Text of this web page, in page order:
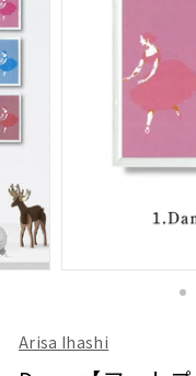
Arisa Ihashi